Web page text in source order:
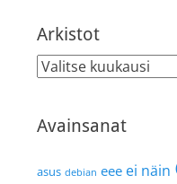
Arkistot
Arkistot
Avainsanat
asus debian eee ei näin